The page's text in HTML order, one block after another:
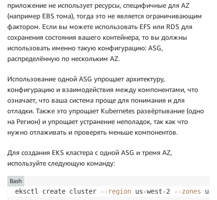
приложение не использует ресурсы, специфичные для AZ
(например EBS тома), тогда это не является ограничивающим
фактором. Если вы можете использовать EFS или RDS для
сохранения состояния вашего контейнера, то вы должны
использовать именно такую конфигурацию: ASG,
распределённую по нескольким AZ.
Использование одной ASG упрощает архитектуру,
конфигурацию и взаимодействия между компонентами, что
означает, что ваша система проще для понимания и для
отладки. Также это упрощает Kubernetes развёртывание (одно
на Регион) и упрощает устранение неполадок, так как что
нужно отлаживать и проверять меньше компонентов.
Для создания EKS кластера с одной ASG и тремя AZ,
используйте следующую команду:
eksctl create cluster --region us-west-2 --zones
Bash